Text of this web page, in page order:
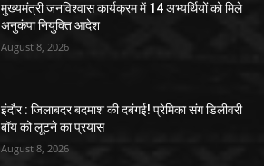
मुख्यमंत्री जनविश्वास कार्यक्रम में 14 अभ्यर्थियों को मिले
अनुकंपा नियुक्ति आदेश
August 8, 2026
इंदौर : जिलाबदर बदमाश की दबंगई! प्रेमिका संग डिलीवरी
बॉय को लूटने का प्रयास
August 8, 2026